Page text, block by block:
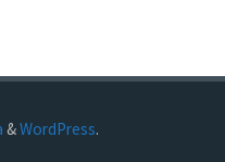
&WordPress.